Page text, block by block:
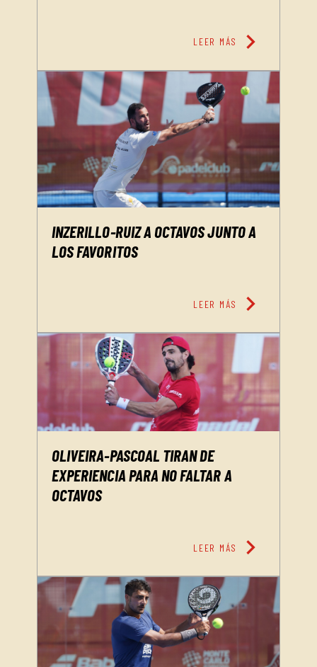
LEER MÁS chevron_right
INZERILLO-RUIZ A OCTAVOS JUNTO A
LOS FAVORITOS
LEER MÁS chevron_right
OLIVEIRA-PASCOAL TIRAN DE
EXPERIENCIA PARA NO FALTAR A
OCTAVOS
LEER MÁS chevron_right